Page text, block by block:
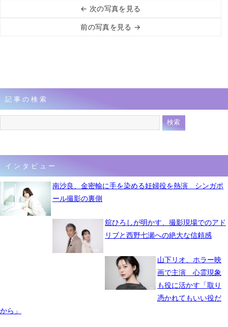
← 次の写真を見る
前の写真を見る →
記事の検索
インタビュー
南沙良、金密輸に手を染める妊婦役を熱演 シンガポ
ール撮影の裏側
舘ひろしが明かす、撮影現場でのアド
リブと西野七瀬への絶大な信頼感
山下リオ、ホラー映
画で主演 心霊現象
も役に活かす「取り
憑かれてもいい役だ
から」